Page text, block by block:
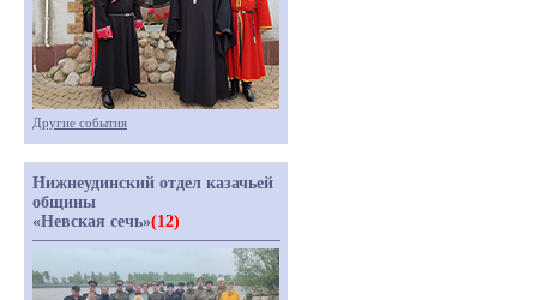
Другие события
Нижнеудинский отдел казачьей
общины
«Невская сечь»(12)